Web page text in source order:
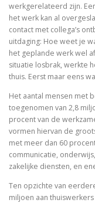
werkgerelateerd zijn.
het werk kan al
contact met collega’s
uitdaging: Hoe weet je
het geplande werk wel
situatie losbrak, werkte
thuis. Eerst maar eens
Het aantal mensen met
toegenomen van 2,8
procent van de
vormen hiervan de
met meer dan 60
communicatie,
zakelijke diensten, en
Ten opzichte van
miljoen aan